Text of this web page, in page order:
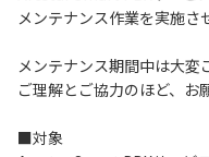
メンテナンス作業を実施さ
メンテナンス期間中は大変
ご理解とご協力のほど、お
■対象